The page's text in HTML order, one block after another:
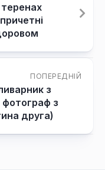
ПОПЕРЕДНІЙ
з
з
друга)